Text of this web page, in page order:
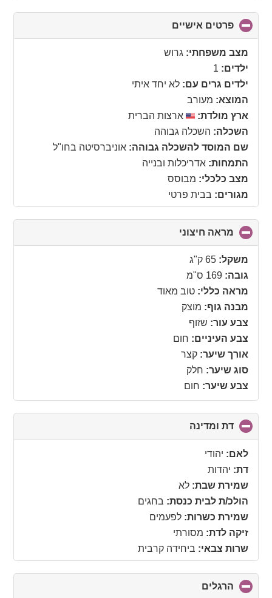
פרטים אישיים
to
collapse
מצב משפחתי: גרוש
ילדים: 1
ילדים גרים עם: לא יחד איתי
המוצא: מעורב
ארץ מולדת:
ארצות הברית
השכלה: השכלה גבוהה
שם המוסד להשכלה גבוהה: אוניברסיטה בחו"ל
התמחות: אדריכלות ובנייה
מצב כלכלי: מבוסס
מגורים: בבית פרטי
מראה חיצוני
to
משקל: 65 ק"ג
גובה: 169 ס"מ
מראה כללי: טוב מאוד
מבנה גוף: מוצק
צבע עור: שזוף
צבע העיניים: חום
אורך שיער: קצר
סוג שיער: חלק
צבע שיער: חום
דת ומדינה
to
לאם: יהודי
דת: יהדות
שמירת שבת: לא
הולכ/ת לבית כנסת: בחגים
שמירת כשרות: לפעמים
זיקה לדת: מסורתי
שרות צבאי: ביחידה קרבית
הרגלים